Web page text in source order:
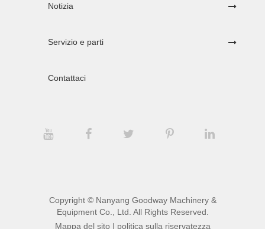
Notizia
Servizio e parti
Contattaci
Copyright © Nanyang Goodway Machinery &
Equipment Co., Ltd. All Rights Reserved.
Mappa del sito| politica sulla riservatezza